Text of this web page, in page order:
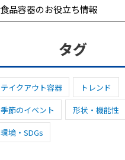
食品容器のお役立ち情報
タグ
テイクアウト容器
トレンド
季節のイベント
形状・機能性
環境・SDGs